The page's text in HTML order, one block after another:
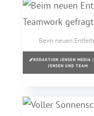
Beim neuen
REDAKTION JENSEN MEDIA
JENSEN UND TEAM